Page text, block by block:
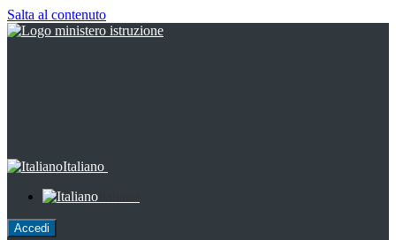
Salta al contenuto
Italiano
Accedi